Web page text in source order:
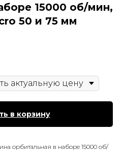
15000 об/мин,
50 и 75 мм
в корзину
орбитальная в наборе 15000 об/